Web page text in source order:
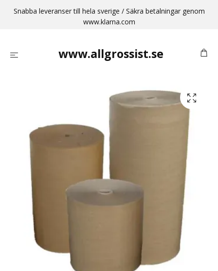
Snabba leveranser till hela sverige / Säkra betalningar genom
www.klarna.com
www.allgrossist.se